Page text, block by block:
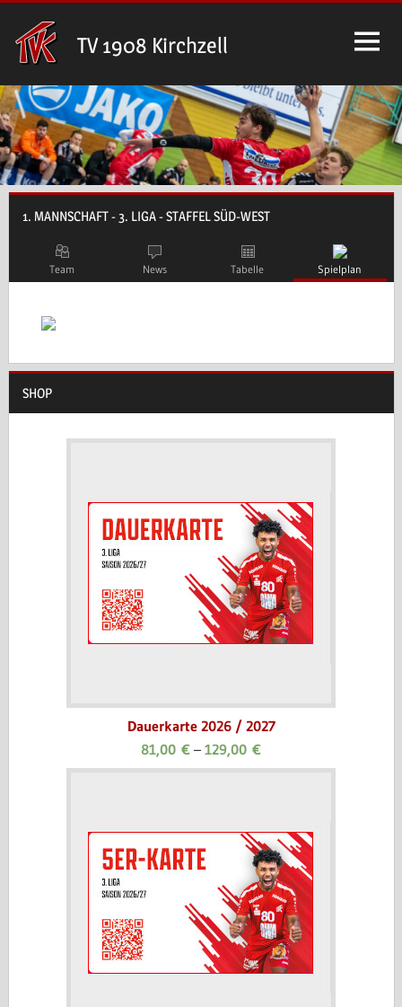
Inhalt
springen
TV 1908 Kirchzell
1. MANNSCHAFT - 3. LIGA - STAFFEL SÜD-WEST
Team News Tabelle Spielplan
SHOP
Dauerkarte 2026 / 2027
81,00 € – 129,00 €